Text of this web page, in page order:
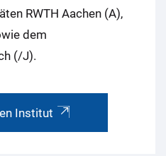
RWTH Aachen (A),
dem
(/J).
Institut